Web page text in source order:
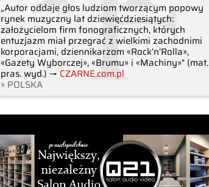
„Autor oddaje głos ludziom tworzącym popowy
rynek muzyczny lat dziewięćdziesiątych:
założycielom firm fonograficznych, których
entuzjazm miał przegrać z wielkimi zachodnimi
korporacjami, dziennikarzom «Rock’n’Rolla»,
«Gazety Wyborczej», «Brumu» i «Machiny»" (mat.
pras. wyd.) → CZARNE.com.pl
» POLSKA